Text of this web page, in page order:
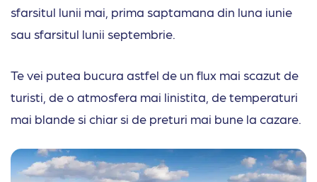
sfarsitul lunii mai, prima saptamana din luna iunie
sau sfarsitul lunii septembrie.
Te vei putea bucura astfel de un flux mai scazut de
turisti, de o atmosfera mai linistita, de temperaturi
mai blande si chiar si de preturi mai bune la cazare.